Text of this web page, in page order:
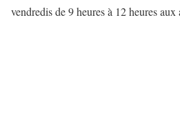
vendredis de 9 heures à 12 heures aux